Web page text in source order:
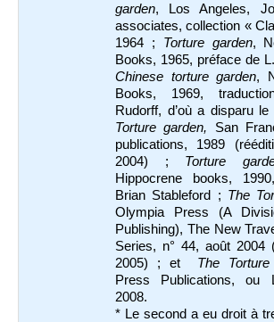
garden, Los Angeles,
associates, collection «
1964 ; Torture garden,
Books, 1965, préface de
Chinese torture garden,
Books, 1969,
Rudorff, d’où a disparu
Torture garden, San
publications, 1989
2004) ; Torture
Hippocrene books,
Brian Stableford ; The
Olympia Press (A
Publishing), The New
Series, n° 44, août 2004
2005) ; et The
Press Publications, ou
2008.
* Le second a eu droit à